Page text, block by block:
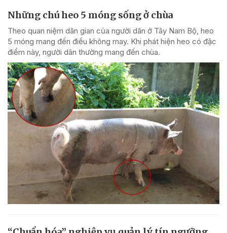
Những chú heo 5 móng sống ở chùa
Theo quan niệm dân gian của người dân ở Tây Nam Bộ, heo
5 móng mang đến điều không may. Khi phát hiện heo có đặc
điểm này, người dân thường mang đến chùa.